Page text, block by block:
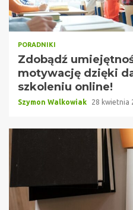
PORADNIKI
Zdobądź
motywację dzięki
szkoleniu online!
Szymon Walkowiak 28 kwietnia